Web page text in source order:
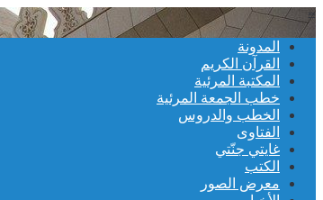
≡
المدونة
القرآن الكريم
المكتبة المرئية
خطب الجمعة المرئية
الخطب والدروس
الفتاوى
غايتي جنّتي
الكتب
معرض الصور